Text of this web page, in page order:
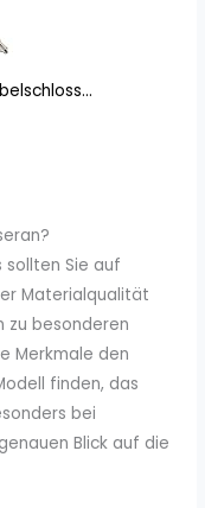
sollten Sie auf
Materialqualität
zu besonderen
Merkmale den
finden, das
bei
Blick auf die